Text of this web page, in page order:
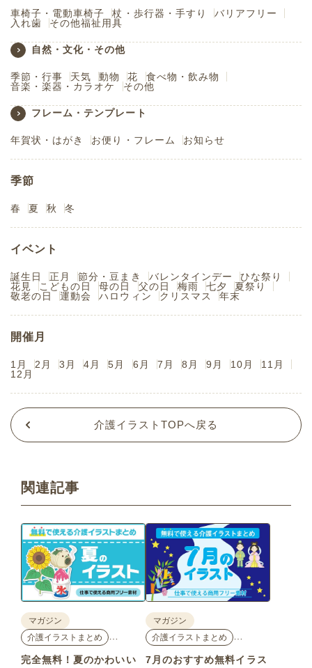
車椅子・電動車椅子 杖・歩行器・手すり
バリアフリー
入れ歯
その他福祉用具
自然・文化・その他
季節・行事 天気 動物 花
食べ物・飲み物
音楽・楽器・カラオケ
その他
フレーム・テンプレート
年賀状・はがき お便り・フレーム お知らせ
季節
春 夏 秋 冬
イベント
誕生日 正月 節分・豆まき バレンタインデー
ひな祭り
花見
こどもの日 母の日 父の日 梅雨 七夕
夏祭り
敬老の日
運動会 ハロウィン クリスマス 年末
開催月
1月 2月 3月 4月 5月 6月 7月 8月 9月 10月
11月
12月
介護イラストTOPへ戻る
関連記事
マガジン
介護イラストまとめ
完全無料！夏のかわいい
マガジン
介護イラストまとめ
7月のおすすめ無料イラス